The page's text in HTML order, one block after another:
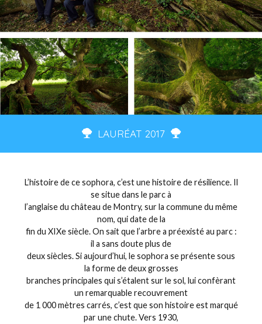
LAURÉAT 2017
L’histoire de ce sophora, c’est une histoire de résilience. Il
se situe dans le parc à
l’anglaise du château de Montry, sur la commune du même
nom, qui date de la
fin du XIXe siècle. On sait que l’arbre a préexisté au parc :
il a sans doute plus de
deux siècles. Si aujourd’hui, le sophora se présente sous
la forme de deux grosses
branches principales qui s’étalent sur le sol, lui confèrant
un remarquable recouvrement
de 1 000 mètres carrés, c’est que son histoire est marqué
par une chute. Vers 1930,